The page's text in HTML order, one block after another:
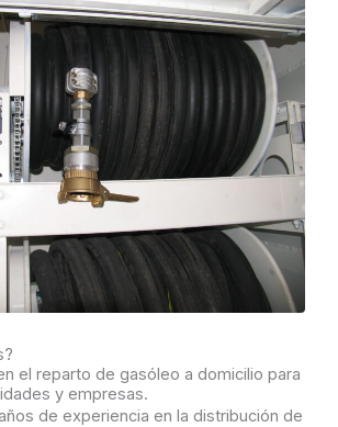
el reparto de gasóleo a domicilio para
y empresas.
de experiencia en la distribución de